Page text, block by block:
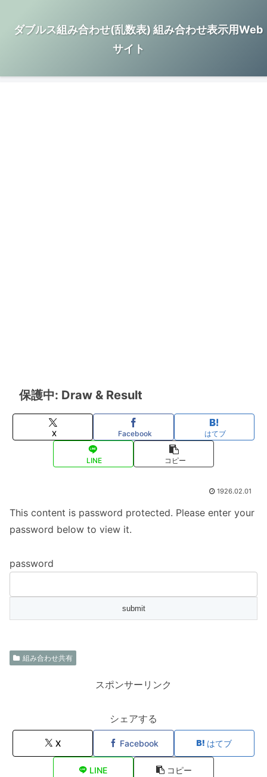
ダブルス組み合わせ(乱数表) 組み合わせ表示用Web
サイト
保護中: Draw & Result
X Facebook はてブ
LINE コピー
1926.02.01
This content is password protected. Please enter your
password below to view it.
password
組み合わせ共有
スポンサーリンク
シェアする
X Facebook はてブ
LINE コピー